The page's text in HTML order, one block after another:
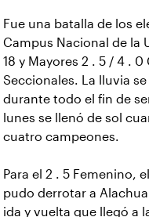
Fue una batalla de los
Campus Nacional de la
18 y Mayores 2 . 5 / 4 .
Seccionales. La lluvia
durante todo el fin de
lunes se llenó de sol
cuatro campeones.
Para el 2 . 5 Femenino,
pudo derrotar a
ida y vuelta que llegó a